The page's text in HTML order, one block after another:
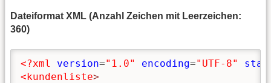
Dateiformat XML (Anzahl Zeichen mit Leerzeichen:
360)
<?xml version="1.0" encoding="UTF-8"
<kundenliste>